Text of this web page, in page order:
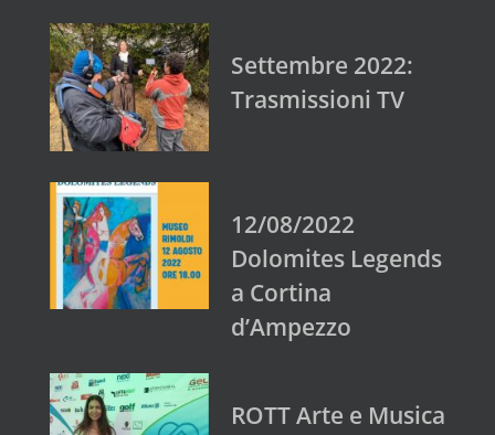
Settembre 2022:
Trasmissioni TV
12/08/2022
Dolomites Legends
a Cortina
d’Ampezzo
ROTT Arte e Musica